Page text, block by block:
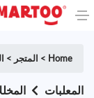
Home
> المتجر >
المعلبات